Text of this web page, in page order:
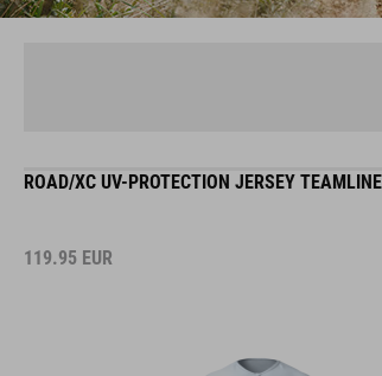
ROAD/XC UV-PROTECTION JERSEY
119.95 EUR